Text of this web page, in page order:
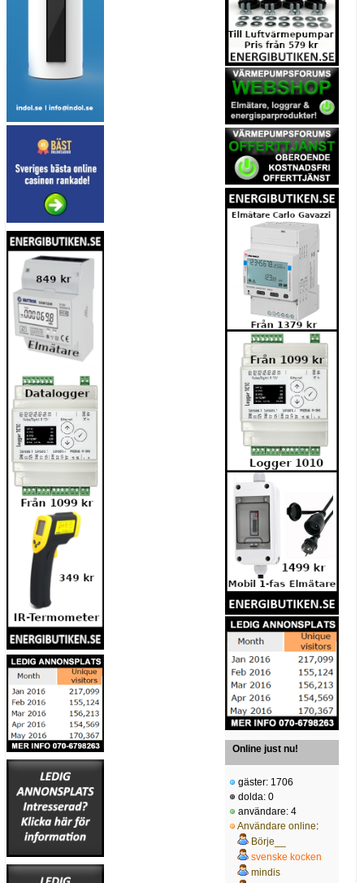
Online just nu!
gäster: 1706
dolda: 0
användare: 4
Användare online:
Börje__
svenske kocken
mindis